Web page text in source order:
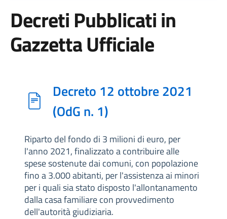
Decreti Pubblicati in
Gazzetta Ufficiale
Decreto 12 ottobre 2021
(OdG n. 1)
Riparto del fondo di 3 milioni di euro, per
l'anno 2021, finalizzato a contribuire alle
spese sostenute dai comuni, con popolazione
fino a 3.000 abitanti, per l'assistenza ai minori
per i quali sia stato disposto l'allontanamento
dalla casa familiare con provvedimento
dell'autorità giudiziaria.